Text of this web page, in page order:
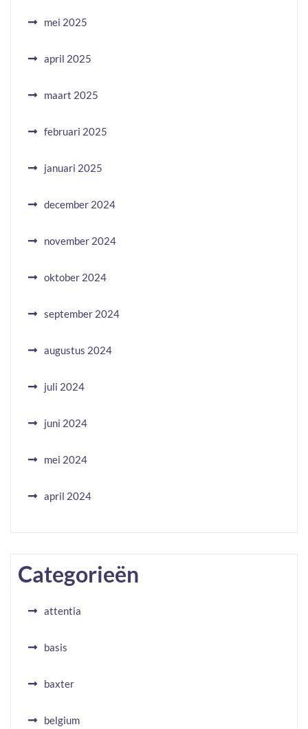
mei 2025
april 2025
maart 2025
februari 2025
januari 2025
december 2024
november 2024
oktober 2024
september 2024
augustus 2024
juli 2024
juni 2024
mei 2024
april 2024
Categorieën
attentia
basis
baxter
belgium